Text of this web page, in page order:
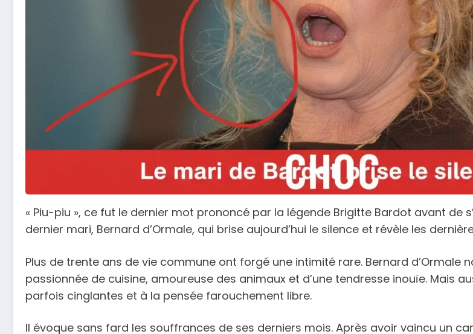
« Piu-piu », ce fut le dernier mot prononcé par la légende Brigitte Bardot avant de
dernier mari, Bernard d’Ormale, qui brise aujourd’hui le silence et révèle les
Plus de trente ans de vie commune ont forgé une intimité rare. Bernard
passionnée de cuisine, amoureuse des animaux et d’une tendresse inouïe. Mais
parfois cinglantes et à la pensée farouchement libre.
Il évoque sans fard les souffrances de ses derniers mois. Après avoir vaincu un